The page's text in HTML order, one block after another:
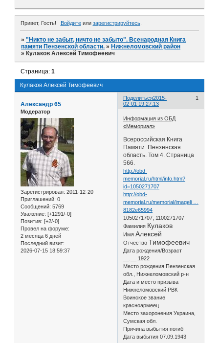
Привет, Гость! Войдитеили зарегистрируйтесь.
»"Никто не забыт, ничто не забыто". Всенародная Книга
памяти Пензенской области. » Нижнеломовский район
» Кулаков Алексей Тимофеевич
Кулаков Алексей Тимофеевич
Страница:1
Поделиться 1
2015-
02-01 19:27:13
Александр 65
Модератор
Зарегистрирован: 2011-12-20
Приглашений: 0
Сообщений: 5769
Уважение: [+1291/-0]
Позитив: [+2/-0]
Провел на форуме:
2 месяца 6 дней
Последний визит:
2026-07-15 18:59:37
Информация из ОБД
«Мемориал»
Всероссийская Книга
Памяти. Пензенская
область. Том 4. Страница
566.
http://obd-
memorial.ru/html/info.htm?
id=1050271707
http://obd-
memorial.ru/memorial/imageli …
8182e65994
1050271707, 1100271707
Фамилия Кулаков
ИмяАлексей
Отчество Тимофеевич
Дата рождения/Возраст
__.__.1922
Место рождения Пензенская
обл., Нижнеломовский р-н
Дата и место призыва
Нижнеломовский РВК
Воинское звание
красноармеец
Место захоронения Украина,
Сумская обл.
Причина выбытия погиб
Дата выбытия 07.09.1943